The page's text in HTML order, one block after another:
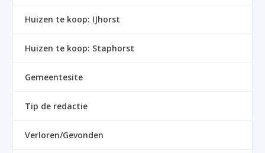
Huizen te koop: IJhorst
Huizen te koop: Staphorst
Gemeentesite
Tip de redactie
Verloren/Gevonden